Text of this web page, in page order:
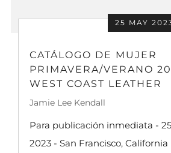
25 MAY
CATÁLOGO DE MUJER
PRIMAVERA/VERANO
WEST COAST LEATHER
Jamie Lee Kendall
Para publicación inmediata -
2023 - San Francisco,